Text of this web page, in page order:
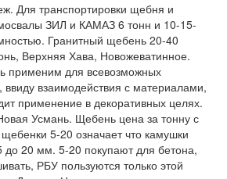
Для транспортировки щебня и
ЗИЛ и КАМАЗ 6 тонн и 10-15-
Гранитный щебень 20-40
Верхняя Хава, Новожеватинное.
применим для всевозможных
ввиду взаимодействия с материалами,
применение в декоративных целях.
Усмань. Щебень цена за тонну с
5-20 означает что камушки
до 20 мм. 5-20 покупают для бетона,
РБУ пользуются только этой